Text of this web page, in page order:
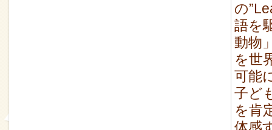
の
語を
動物
を世
可能
子ど
を肯